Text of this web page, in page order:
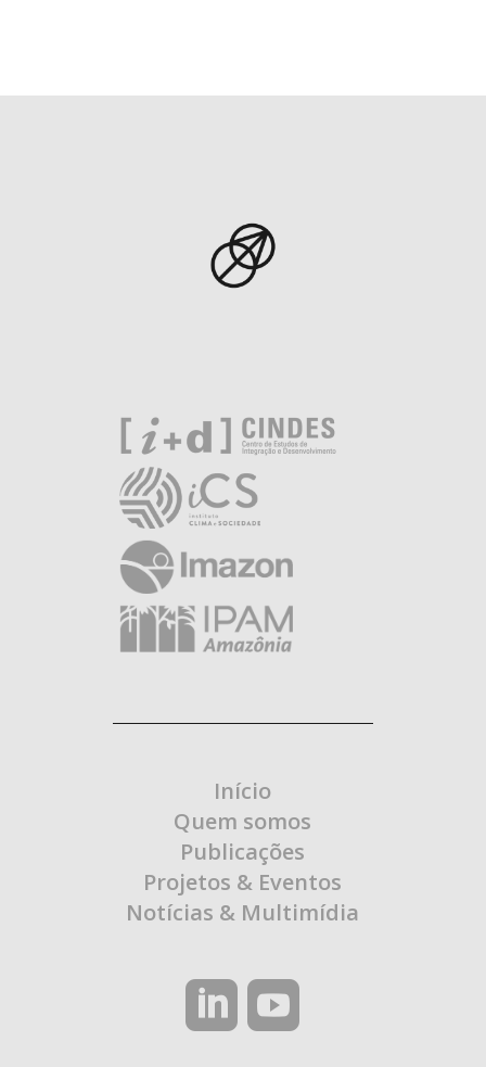
Início
Quem somos
Publicações
Projetos & Eventos
Notícias & Multimídia